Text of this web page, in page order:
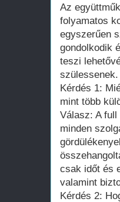
Az
folyamatos
egyszerűen
gondolkodik
teszi
szülessenek.
Kérdés 1:
mint több
Válasz: A
minden
csak időt és
valamint
Kérdés 2: